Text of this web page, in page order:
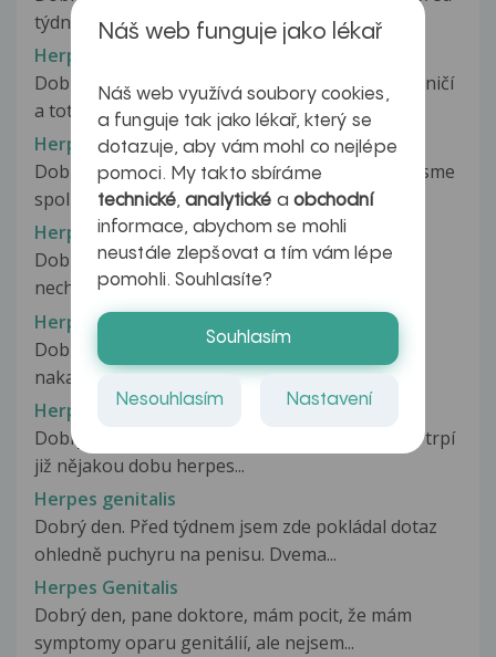
týdnem začaly objevovat svědivé...
Herpes genitalis
Dobrý den pracuji jako montážní dělník v zahraničí
a toto se mi udělalo na...
Herpes genitalis
Dobrý den, i přesto že má manželka opar, tak jsme
spolu provozovali orální sex,...
Herpes genitalis
Dobrý den, mám již týden problém. Měla sem
nechráněný pohlavní styk se svým...
Herpes genitalis
Dobrý den, přibližně před půl rokem jsem se
nakazila virem herpes genitalis...
Herpes genitalis
Dobrý den, chtěl bych se Vás zeptat. Partnerka trpí
již nějakou dobu herpes...
Herpes genitalis
Dobrý den. Před týdnem jsem zde pokládal dotaz
ohledně puchyru na penisu. Dvema...
Herpes Genitalis
Dobrý den, pane doktore, mám pocit, že mám
symptomy oparu genitálií, ale nejsem...
Náš web funguje jako lékař
Náš web využívá soubory cookies,
a funguje tak jako lékař, který se
dotazuje, aby vám mohl co nejlépe
pomoci. My takto sbíráme
technické,analytické a obchodní
informace, abychom se mohli
neustále zlepšovat a tím vám lépe
pomohli. Souhlasíte?
Souhlasím
Nesouhlasím Nastavení